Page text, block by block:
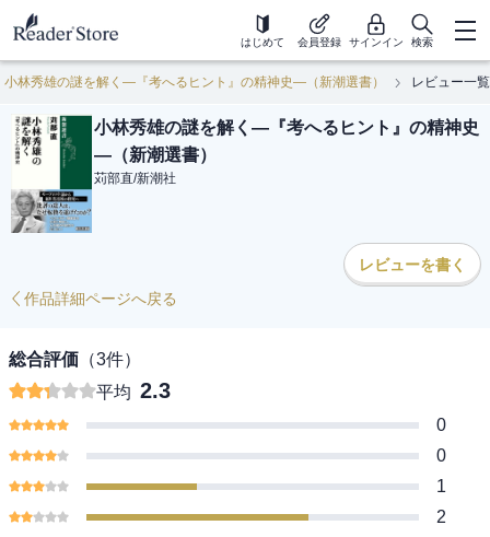
はじめて 会員登録 サインイン 検索
小林秀雄の謎を解く―『考へるヒント』の精神史―（新潮選書） レビュー一覧
小林秀雄の謎を解く―『考へるヒント』の精神史
―（新潮選書）
苅部直/新潮社
レビューを書く
作品詳細ページへ戻る
総合評価 （3件）
平均 2.3
0
0
1
2